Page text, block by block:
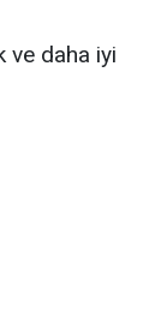
ve daha iyi